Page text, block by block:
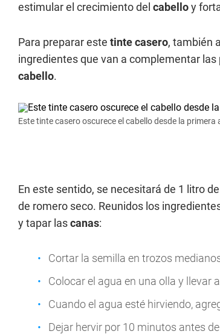
estimular el crecimiento del cabelloy
Para preparar este tinte casero, también
ingredientes que van a complementar
cabello.
Este tinte casero oscurece el cabello desde la primera
En este sentido, se necesitará de 1 litro
de romero seco. Reunidos los
y tapar lascanas:
Cortar la semilla en trozos
Colocar el agua en una olla y llevar
Cuando el agua esté hirviendo,
Dejar hervir por 10 minutos antes